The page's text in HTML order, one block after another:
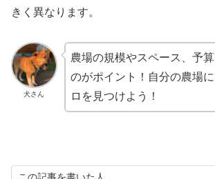
きく異なります。
犬さん
農場の規模やスペース、予
のがポイント！自分の農場
ロを見つけよう！
この記事を書いた人